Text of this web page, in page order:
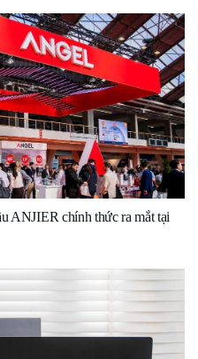
ANJIER chính thức ra mắt tại